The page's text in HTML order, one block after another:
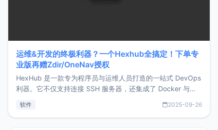
运维&开发的终极利器？一个Hexhub全搞定！下单专
业版再赠Zdir/OneNav授权
HexHub 是一款专为程序员与运维人员打造的一站式 DevOps
利器。它不仅支持连接 SSH 服务器，还集成了 Docker 与常
件间频繁切换，仅凭 HexHub 即可同时搞定运维与数据库操
软件 2025-09-26